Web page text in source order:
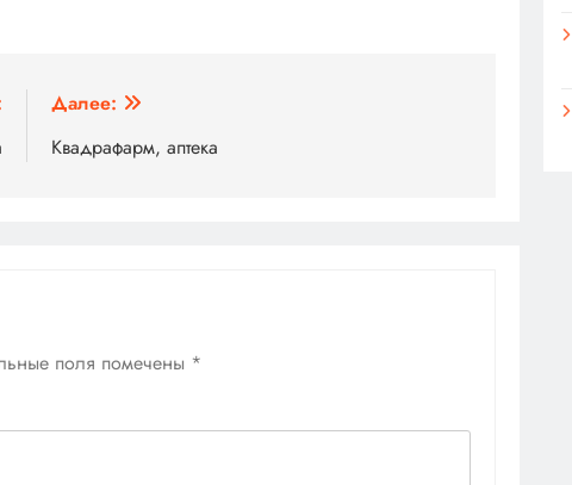
Далее:
Квадрафарм, аптека
поля помечены *